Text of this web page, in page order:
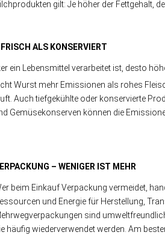
gilt: Je höher der Fettgehalt,
FRISCH ALS KONSERVIERT
ein Lebensmittel verarbeitet ist, desto
Wurst mehr Emissionen als rohes
Auch tiefgekühlte oder konservierte
Gemüsekonserven können die
– WENIGER IST MEHR
beim Einkauf Verpackung vermeidet,
und Energie für Herstellung,
sind
häufig wiederverwendet werden. Am